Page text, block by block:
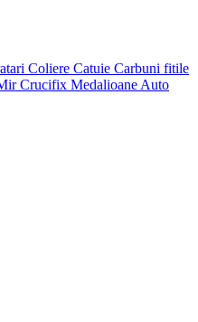
Coliere Catuie Carbuni fitile
Crucifix Medalioane Auto